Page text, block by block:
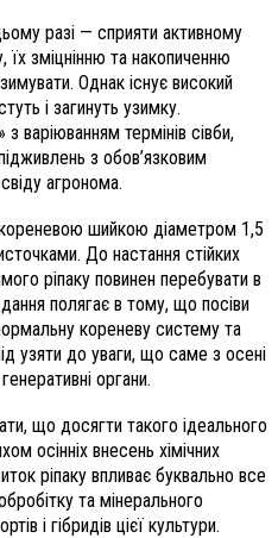
разі — сприяти активному
їх зміцнінню та накопиченню
Однак існує високий
і загинуть узимку.
з варіюванням термінів сівби,
з обов’язковим
агронома.
шийкою діаметром 1,5
До настання стійких
ріпаку повинен перебувати в
полягає в тому, що посіви
кореневу систему та
узяти до уваги, що саме з осені
органи.
що досягти такого ідеального
осінніх внесень хімічних
ріпаку впливає буквально все
та мінерального
і гібридів цієї культури.